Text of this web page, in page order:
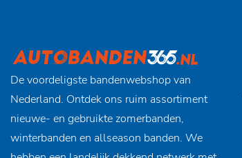
De voordeligste bandenwebshop van
Nederland. Ontdek ons ruim assortiment
nieuwe- en gebruikte zomerbanden,
winterbanden en allseason banden. We